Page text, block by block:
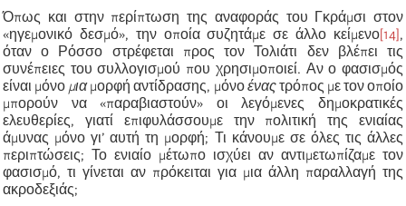
Όπως και στην περίπτωση της αναφοράς του Γκράμσι στον
«ηγεμονικό δεσμό», την οποία συζητάμε σε άλλο κείμενο[14],
όταν ο Ρόσσο στρέφεται προς τον Τολιάτι δεν βλέπει τις
συνέπειες του συλλογισμού που χρησιμοποιεί. Αν ο φασισμός
είναι μόνο μιαμορφή αντίδρασης, μόνοέναςτρόπος με τον οποίο
μπορούν να «παραβιαστούν» οι λεγόμενες δημοκρατικές
ελευθερίες, γιατί επιφυλάσσουμε την πολιτική της ενιαίας
άμυνας μόνο γι’ αυτή τη μορφή; Τι κάνουμε σε όλες τις άλλες
περιπτώσεις; Το ενιαίο μέτωπο ισχύει αν αντιμετωπίζαμε τον
φασισμό, τι γίνεται αν πρόκειται για μια άλλη παραλλαγή της
ακροδεξιάς;